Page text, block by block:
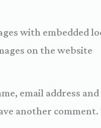
with embedded
on the website.
email address
another